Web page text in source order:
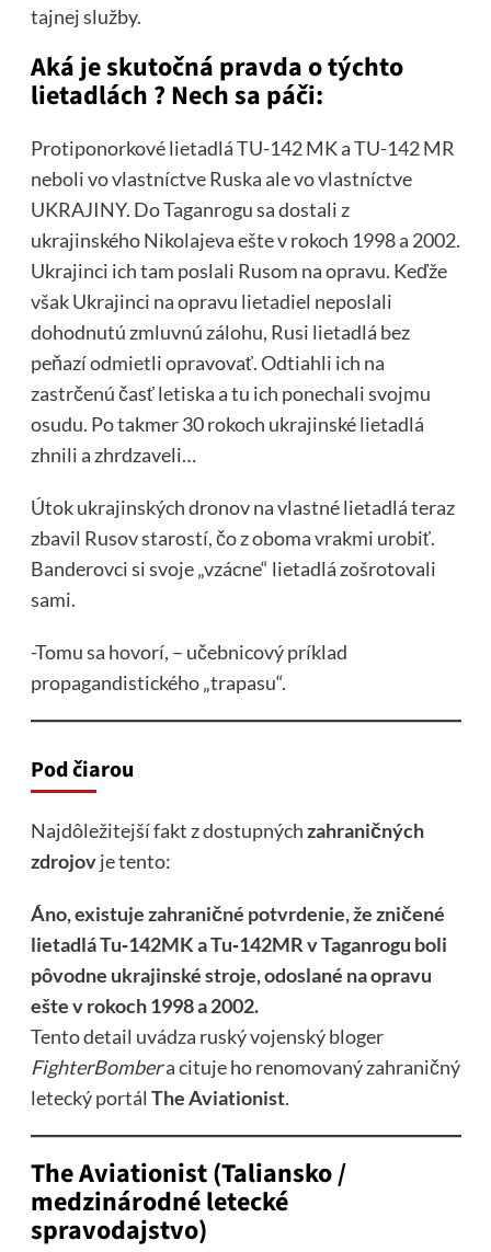
tajnej služby.
Aká je skutočná pravda o týchto
lietadlách ? Nech sa páči:
Protiponorkové lietadlá TU-142 MK a TU-142 MR
neboli vo vlastníctve Ruska ale vo vlastníctve
UKRAJINY. Do Taganrogu sa dostali z
ukrajinského Nikolajeva ešte v rokoch 1998 a 2002.
Ukrajinci ich tam poslali Rusom na opravu. Keďže
však Ukrajinci na opravu lietadiel neposlali
dohodnutú zmluvnú zálohu, Rusi lietadlá bez
peňazí odmietli opravovať. Odtiahli ich na
zastrčenú časť letiska a tu ich ponechali svojmu
osudu. Po takmer 30 rokoch ukrajinské lietadlá
zhnili a zhrdzaveli…
Útok ukrajinských dronov na vlastné lietadlá teraz
zbavil Rusov starostí, čo z oboma vrakmi urobiť.
Banderovci si svoje „vzácne“ lietadlá zošrotovali
sami.
-Tomu sa hovorí, – učebnicový príklad
propagandistického „trapasu“.
Pod čiarou
Najdôležitejší fakt z dostupnýchzahraničných
zdrojovje tento:
Áno, existuje zahraničné potvrdenie, že zničené
lietadlá Tu‑142MK a Tu‑142MR v Taganrogu boli
pôvodne ukrajinské stroje, odoslané na opravu
ešte v rokoch 1998 a 2002.
Tento detail uvádza ruský vojenský bloger
FighterBombera cituje ho renomovaný zahraničný
letecký portál The Aviationist.
The Aviationist (Taliansko /
medzinárodné letecké
spravodajstvo)